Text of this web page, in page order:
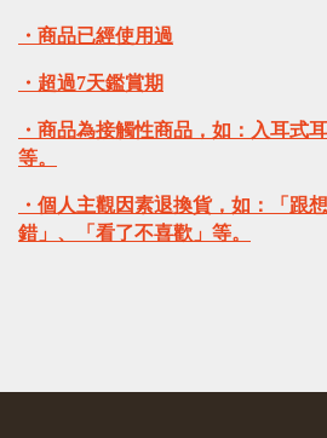
・商品已經使用過
・超過7天鑑賞期
・商品為接觸性商品，如：入耳式
等。
・個人主觀因素退換貨，如：「跟
錯」、「看了不喜歡」等。